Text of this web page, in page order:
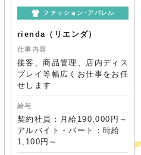
ファッション･アパレル
rienda（リエンダ）
仕事内容
接客、商品管理、店内ディス
プレイ等幅広くお仕事をお任
せします
給与
契約社員：月給190,000円～
アルバイト・パート：時給
1,100円～